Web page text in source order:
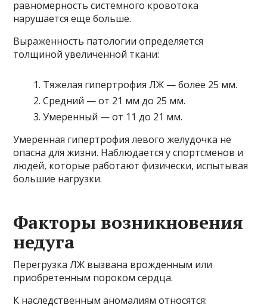
равномерность системного кровотока
нарушается еще больше.
Выраженность патологии определяется
толщиной увеличенной ткани:
Тяжелая гипертрофия ЛЖ — более 25 мм.
Средний — от 21 мм до 25 мм.
Умеренный — от 11 до 21 мм.
Умеренная гипертрофия левого желудочка не
опасна для жизни. Наблюдается у спортсменов и
людей, которые работают физически, испытывая
большие нагрузки.
Факторы возникновения
недуга
Перегрузка ЛЖ вызвана врожденным или
приобретенным пороком сердца.
К наследственным аномалиям относятся: